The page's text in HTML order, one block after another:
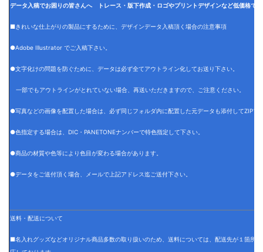
データ入稿でお困りの皆さんへ トレース・版下作成・ロゴやプリントデザインなど低価格で
■きれいな仕上がりの製品にするために、デザインデータ入稿頂く場合の注意事項
●Adobe Illustrator でご入稿下さい。
●文字化けの問題を防ぐために、データは必ず全てアウトライン化してお送り下さい。
一部でもアウトラインがとれていない場合、再送いただきますので、ご注意ください。
●写真などの画像を配置した場合は、必ず同じフォルダ内に配置した元データも添付してZIPフ
●色指定する場合は、DIC・PANETONEナンバーで特色指定して下さい。
●商品の材質や色等により色目が変わる場合があります。
●データをご送付頂く場合、メールで上記アドレス迄ご送付下さい。
送料・配送について
■名入れグッズなどオリジナル商品多数の取り扱いのため、送料については、配送先が１箇所